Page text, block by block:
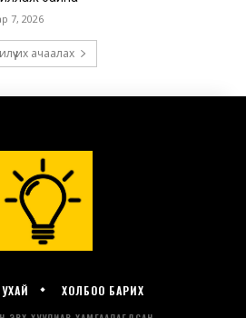
ХОЛБОО БАРИХ